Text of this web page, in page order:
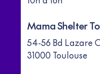
Mama Shelter
54-56 Bd Lazare
31000 Toulouse